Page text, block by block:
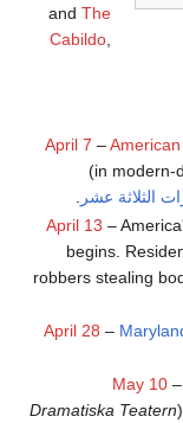
andThe
Cabildo
April 7 –
(in modern-
الثلاثة عشر .
April 13 –
begins.
robbers stealing
April 28 –
May 10–
Dramatiska Teatern